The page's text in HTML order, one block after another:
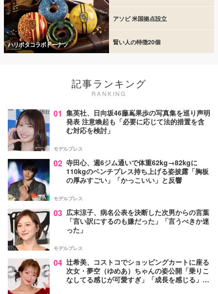
ハリポタコラボドーナツ
アソビ 米国拠点設立
賢い人の特徴20個
記事ランキング
RANKING
01 集英社、日向坂46藤嶌果歩の写真集を巡り声明
発表 注意喚起も「必要に応じて法的措置を含
む対応を検討」
モデルプレス
02 寺田心、週6ジム通いで体重62kg→82kgに
110kgのベンチプレス持ち上げる姿披露「胸板
の厚みすごい」「かっこいい」と反響
モデルプレス
03 広末涼子、病名公表を決断した次男からの言葉
「言い訳にするのも嫌だった」「言うべきか迷
った」
モデルプレス
04 辻希美、コストコでショッピングカートに座る
次女・夢空（ゆめあ）ちゃんの姿公開「乗りこ
なしてる感じが可愛すぎ」「成長を感じる」の